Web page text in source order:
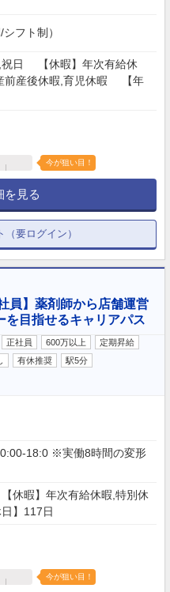
フト制）
,祝日 【休暇】年次有給休
前産後休暇,育児休暇 【年
今が狙い目！
を見る
（要ログイン）
員】薬剤師から店舗運営
を目指せるキャリアパス
正社員 600万以上
定期昇給
有休推奨
駅5分
18:0 ※実働8時間の変形
休暇】年次有給休暇,特別休
】117日
今が狙い目！